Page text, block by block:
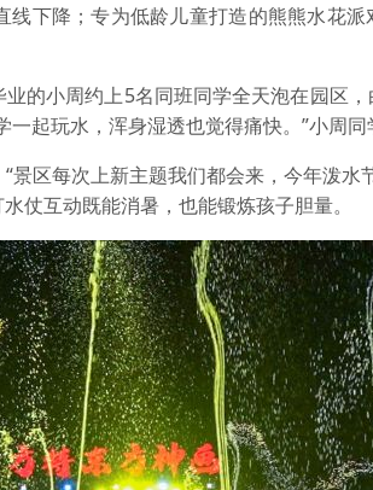
下降；专为低龄儿童打造的熊熊水花
小周约上5名同班同学全天泡在园区，
起玩水，浑身湿透也觉得痛快。”小周同
区每次上新主题我们都会来，今年泼水
仗互动既能消暑，也能锻炼孩子胆量。